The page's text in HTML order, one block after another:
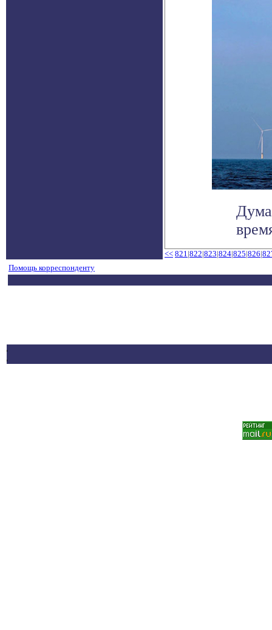
<< 821|822|823|824|825|826|
Помощь корреспонденту